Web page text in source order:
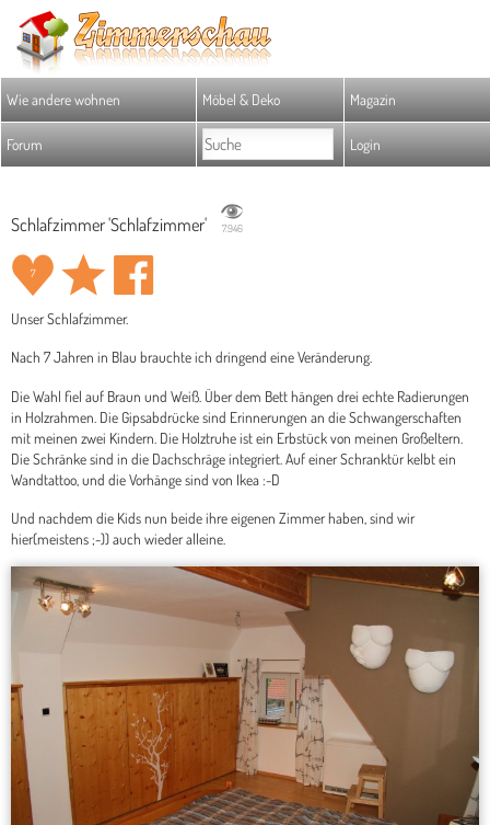
Wie andere wohnen Möbel & Deko Magazin
Forum Login
Schlafzimmer 'Schlafzimmer' 7.946
7
Unser Schlafzimmer.
Nach 7 Jahren in Blau brauchte ich dringend eine Veränderung.
Die Wahl fiel auf Braun und Weiß. Über dem Bett hängen drei echte Radierungen
in Holzrahmen. Die Gipsabdrücke sind Erinnerungen an die Schwangerschaften
mit meinen zwei Kindern. Die Holztruhe ist ein Erbstück von meinen Großeltern.
Die Schränke sind in die Dachschräge integriert. Auf einer Schranktür kelbt ein
Wandtattoo, und die Vorhänge sind von Ikea :-D
Und nachdem die Kids nun beide ihre eigenen Zimmer haben, sind wir
hier(meistens ;-)) auch wieder alleine.